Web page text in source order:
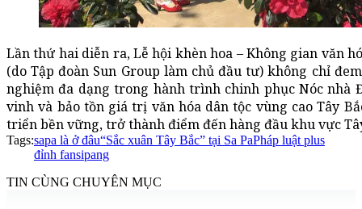
Lần thứ hai diễn ra, Lễ hội khèn hoa – Không gian văn
(do Tập đoàn Sun Group làm chủ đầu tư) không chỉ
nghiệm đa dạng trong hành trình chinh phục Nóc nhà
vinh và bảo tồn giá trị văn hóa dân tộc vùng cao Tây
triển bền vững, trở thành điểm đến hàng đầu khu vực
Tags:sapa là ở đâu“Sắc xuân Tây Bắc” tại Sa PaPháp luật plus
đỉnh fansipang
TIN CÙNG CHUYÊN MỤC